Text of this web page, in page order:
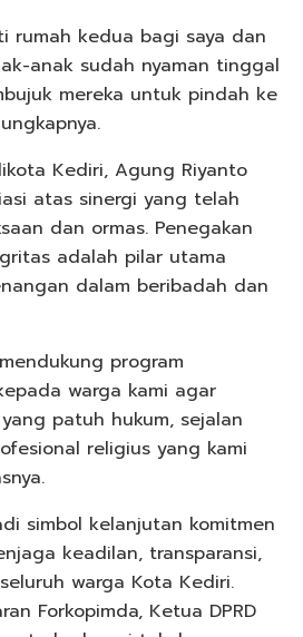
rumah kedua bagi saya dan
anak sudah nyaman tinggal
mereka untuk pindah ke
Kediri, Agung Riyanto
atas sinergi yang telah
dan ormas. Penegakan
adalah pilar utama
dalam beribadah dan
program
warga kami agar
patuh hukum, sejalan
religius yang kami
simbol kelanjutan komitmen
keadilan, transparansi,
warga Kota Kediri.
Forkopimda, Ketua DPRD